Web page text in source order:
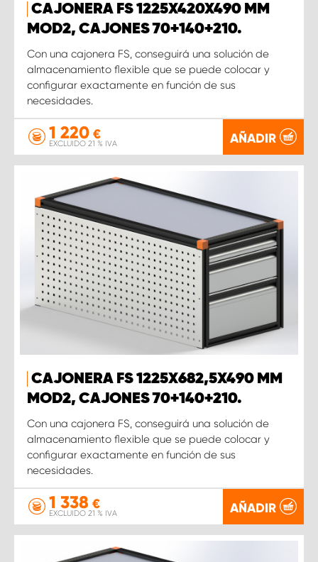
CAJONERA FS 1225X420X490 MM
MOD2, CAJONES 70+140+210.
Con una cajonera FS, conseguirá una solución de
almacenamiento flexible que se puede colocar y
configurar exactamente en función de sus
necesidades.
1 220 €
EXCLUIDO 21 % IVA AÑADIR
CAJONERA FS 1225X682,5X490 MM
MOD2, CAJONES 70+140+210.
Con una cajonera FS, conseguirá una solución de
almacenamiento flexible que se puede colocar y
configurar exactamente en función de sus
necesidades.
1 338 €
EXCLUIDO 21 % IVA AÑADIR